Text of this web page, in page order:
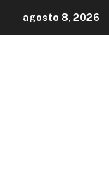
agosto 8, 2026